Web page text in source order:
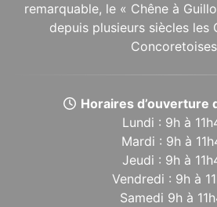
remarquable, le « Chêne à
depuis plusieurs siècles les
Horaires d’ouverture
Lundi : 9h à
Mardi : 9h à
Jeudi : 9h à
Vendredi : 9h à
Samedi 9h à